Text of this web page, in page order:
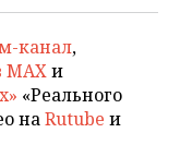
канал,
MAXи
«Реального
наRutube и